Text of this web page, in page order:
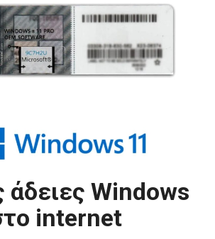
άδειες Windows
internet